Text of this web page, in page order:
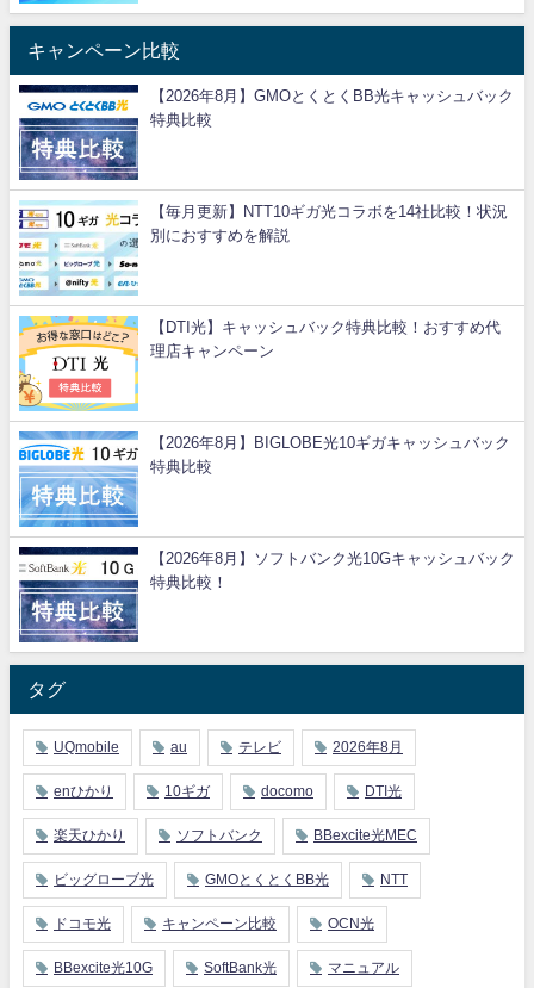
キャンペーン比較
【2026年8月】GMOとくとくBB光キャッシュバック
特典比較
【毎月更新】NTT10ギガ光コラボを14社比較！状況
別におすすめを解説
【DTI光】キャッシュバック特典比較！おすすめ代
理店キャンペーン
【2026年8月】BIGLOBE光10ギガキャッシュバック
特典比較
【2026年8月】ソフトバンク光10Gキャッシュバック
特典比較！
タグ
UQmobile au テレビ 2026年8月
enひかり 10ギガ docomo DTI光
楽天ひかり ソフトバンク BBexcite光MEC
ビッグローブ光 GMOとくとくBB光 NTT
ドコモ光 キャンペーン比較 OCN光
BBexcite光10G SoftBank光 マニュアル